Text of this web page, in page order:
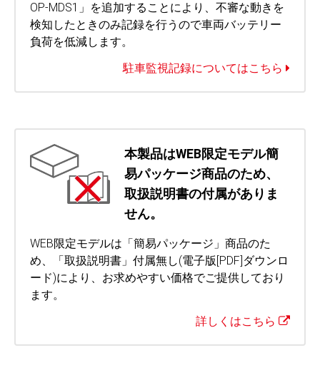
OP-MDS1」を追加することにより、不審な動きを
検知したときのみ記録を行うので車両バッテリー
負荷を低減します。
駐車監視記録についてはこちら
本製品はWEB限定モデル簡
易パッケージ商品のため、
取扱説明書の付属がありま
せん。
WEB限定モデルは「簡易パッケージ」商品のた
め、「取扱説明書」付属無し(電子版[PDF]ダウンロ
ード)により、お求めやすい価格でご提供しており
ます。
詳しくはこちら